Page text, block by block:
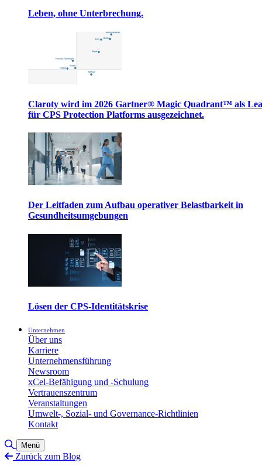
Leben, ohne Unterbrechung.
Claroty wird im 2026 Gartner® Magic Quadrant™ als
für CPS Protection Platforms ausgezeichnet.
Der Leitfaden zum Aufbau operativer Belastbarkeit in
Gesundheitsumgebungen
Lösen der CPS-Identitätskrise
Unternehmen
Über uns
Karriere
Unternehmensführung
Newsroom
xCel-Befähigung und -Schulung
Vertrauenszentrum
Veranstaltungen
Umwelt-, Sozial- und Governance-Richtlinien
Kontakt
Suche umschalten
Menü
Zurück zum Blog